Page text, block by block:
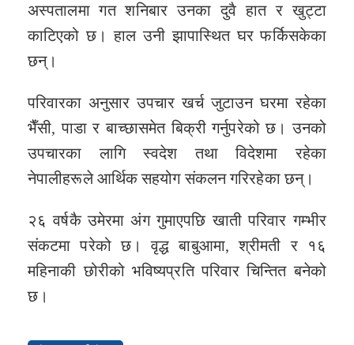
अस्पतालमा गत शनिबार उनका दुवै हात र खुट्टा
काटिएको छ। हाल उनी झापास्थित घर फर्किसकेका
छन्।
परिवारका अनुसार उपचार खर्च जुटाउन घरमा रहेका
भैँसी, पाडा र बाच्छासमेत बिक्री गर्नुपरेको छ। उनको
उपचारका लागि स्वदेश तथा विदेशमा रहेका
नेपालीहरूले आर्थिक सहयोग संकलन गरिरहेका छन्।
२६ वर्षकै उमेरमा अंग गुमाएपछि खाती परिवार गम्भीर
संकटमा परेको छ। वृद्ध बाबुआमा, श्रीमती र १६
महिनाकी छोरीको भविष्यप्रति परिवार चिन्तित बनेको
छ।